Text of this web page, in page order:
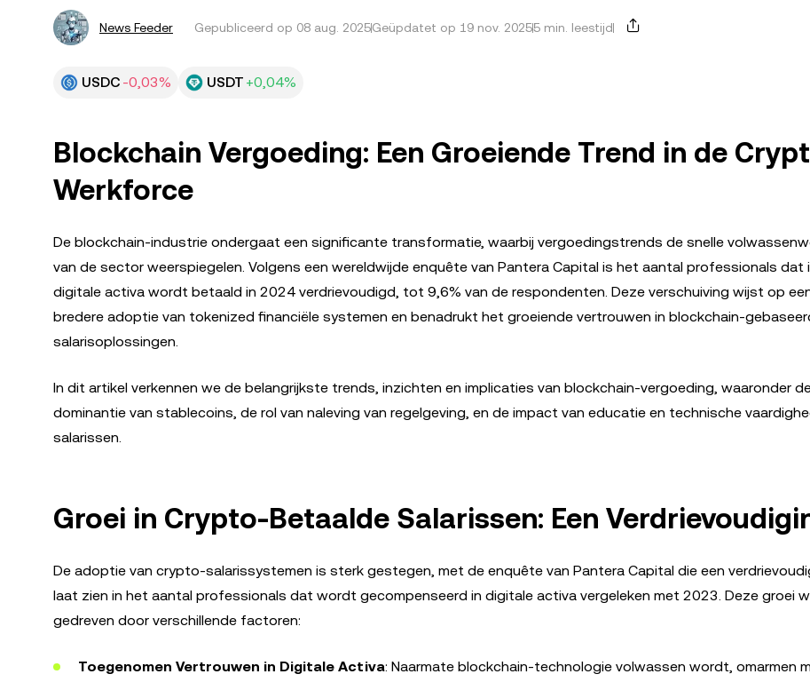
News Feeder Gepubliceerd op 08 aug. 2025Geüpdatet op 19 nov. 20255 min. leestijd
USDC -0,03% USDT +0,04%
Blockchain Vergoeding: Een Groeiende Trend in de
Werkforce
De blockchain-industrie ondergaat een significante transformatie, waarbij vergoedingstrends de snelle
van de sector weerspiegelen. Volgens een wereldwijde enquête van Pantera Capital is het aantal professionals dat
digitale activa wordt betaald in 2024 verdrievoudigd, tot 9,6% van de respondenten. Deze verschuiving wijst op
bredere adoptie van tokenized financiële systemen en benadrukt het groeiende vertrouwen in blockchain-
salarisoplossingen.
In dit artikel verkennen we de belangrijkste trends, inzichten en implicaties van blockchain-vergoeding, waaronder
dominantie van stablecoins, de rol van naleving van regelgeving, en de impact van educatie en technische
salarissen.
Groei in Crypto-Betaalde Salarissen: Een
De adoptie van crypto-salarissystemen is sterk gestegen, met de enquête van Pantera Capital die een
laat zien in het aantal professionals dat wordt gecompenseerd in digitale activa vergeleken met 2023. Deze groei
gedreven door verschillende factoren:
Toegenomen Vertrouwen in Digitale Activa: Naarmate blockchain-technologie volwassen wordt, omarmen